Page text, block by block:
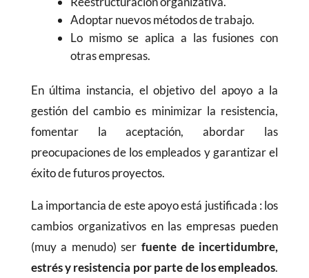
Adoptar nuevos métodos de trabajo.
Lo mismo se aplica a las fusiones con
otras empresas.
En última instancia, el objetivo del apoyo a la
gestión del cambio es minimizar la resistencia,
fomentar la aceptación, abordar las
preocupaciones de los empleados y garantizar el
éxito de futuros proyectos.
La importancia de este apoyo está justificada : los
cambios organizativos en las empresas pueden
(muy a menudo) serfuente de incertidumbre,
estrés y resistencia por parte de los empleados.